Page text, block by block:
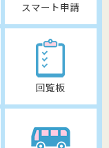
スマート申請
回覧板